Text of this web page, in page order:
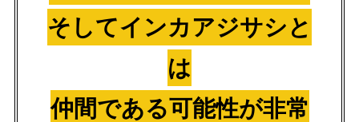
そしてインカアジサシと
は
仲間である可能性が非常